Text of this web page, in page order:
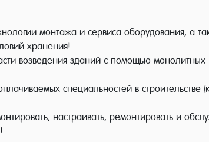
монтажа и сервиса оборудования, а
хранения!
возведения зданий с помощью монолитных
специальностей в строительстве
настраивать, ремонтировать и